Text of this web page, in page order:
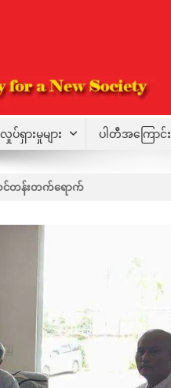
ပ်ရှားမှုများ ပါတီအကြောင်း
င်တန်းတက်ရောက်